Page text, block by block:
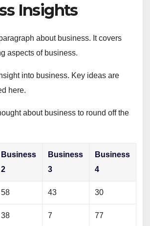
Insights
about business. It covers
aspects of business.
into business. Key ideas are
here.
about business to round off the
Business
2
Business
3
Business
4
58 43 30
38 7 77